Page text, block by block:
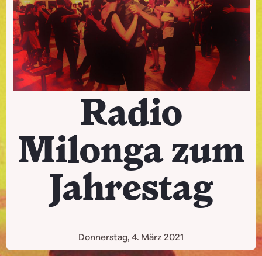
Radio
Milonga zum
Jahrestag
Donnerstag, 4. März 2021